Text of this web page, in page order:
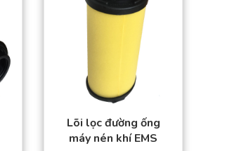
Sản phẩm đạt tiêu
chuẩn chất lượng
Giá thành tốt nhất thị
Đặt mua thuận tiện –
Giao hàng toàn quốc
Lõi lọc đường ống
máy nén khí EMS